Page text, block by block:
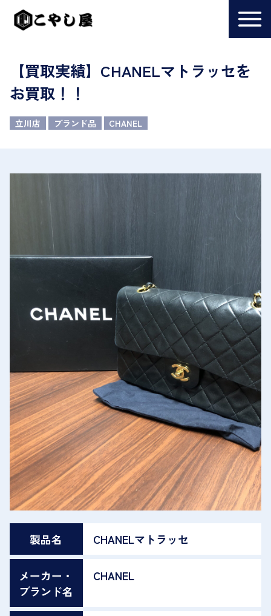
【買取実績】CHANELマトラッセを
お買取！！
立川店 ブランド品 CHANEL
製品名 CHANELマトラッセ
メーカー・
ブランド名
CHANEL